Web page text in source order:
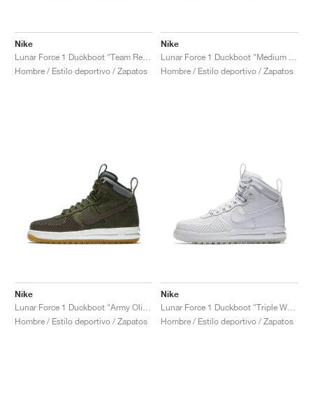
Nike
Hombre / Estilo deportivo / Zapatos
Nike
Hombre / Estilo deportivo / Zapatos
Nike
Hombre / Estilo deportivo / Zapatos
Nike
Hombre / Estilo deportivo / Zapatos